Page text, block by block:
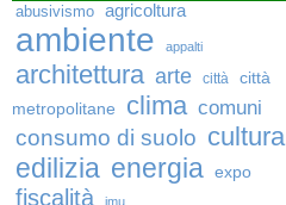
abusivismo agricoltura
ambiente appalti
architettura arte città
città
metropolitane
clima comuni
consumo di suolo cultura
edilizia energia expo
fiscalità imu